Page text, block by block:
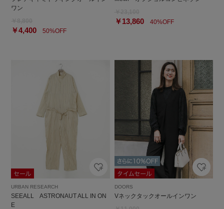
ワン
￥4,400 50%OFF
￥13,86040%OFF
URBAN RESEARCH
SEEALL ASTRONAUT ALL IN ON
E
DOORS
Vネックタックオールインワン